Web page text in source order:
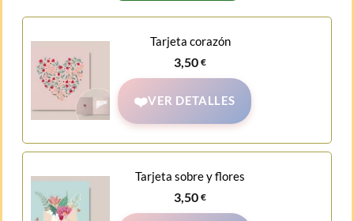
Tarjeta corazón
3,50€
VER DETALLES
Tarjeta sobre y flores
3,50€